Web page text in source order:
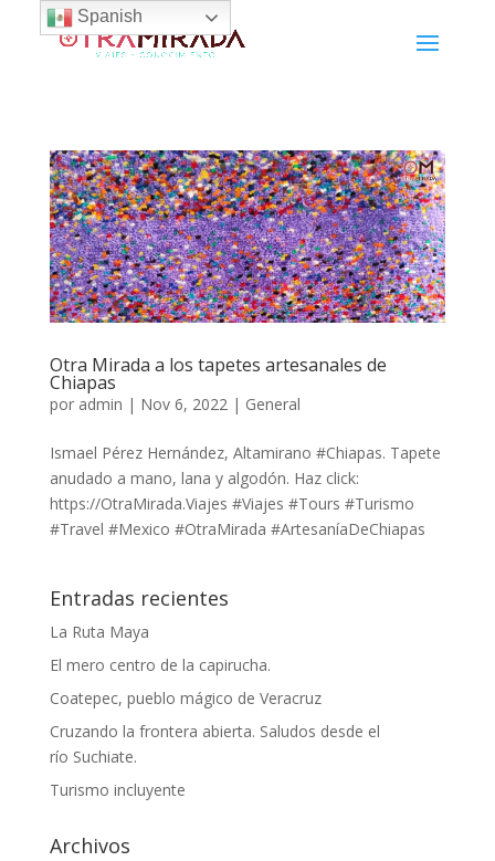
Otra Mirada a los tapetes artesanales de
Chiapas
por admin | Nov 6, 2022| General
Ismael Pérez Hernández, Altamirano #Chiapas. Tapete
anudado a mano, lana y algodón. Haz click:
https://OtraMirada.Viajes #Viajes #Tours #Turismo
#Travel #Mexico #OtraMirada #ArtesaníaDeChiapas
Entradas recientes
La Ruta Maya
El mero centro de la capirucha.
Coatepec, pueblo mágico de Veracruz
Cruzando la frontera abierta. Saludos desde el
río Suchiate.
Turismo incluyente
Archivos
Spanish